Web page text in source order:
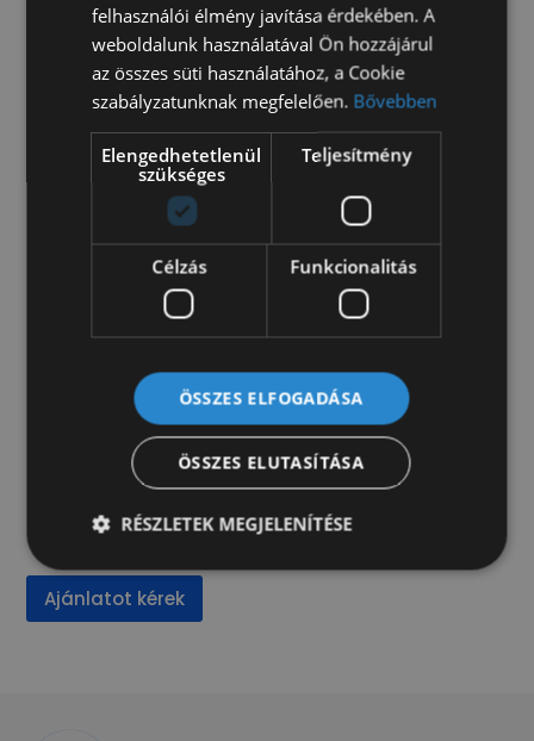
elektromos ablak
elektromos oldalsó tükrök
első ködfényszóró
fűthető tükör
hátsó ködlámpa
színezett ablakok
Multimédia/Navigáció
kipörgésgátló
Kérje értékesítőnk ajánlatát!
Ajánlatot kérek
felhasználói élmény javítása érdekében. A
weboldalunk használatával Ön hozzájárul
az összes süti használatához, a Cookie
szabályzatunknak megfelelően. Bővebben
Elengedhetetlenül
szükséges
Teljesítmény
Célzás Funkcionalitás
ÖSSZES ELFOGADÁSA
ÖSSZES ELUTASÍTÁSA
RÉSZLETEK MEGJELENÍTÉSE